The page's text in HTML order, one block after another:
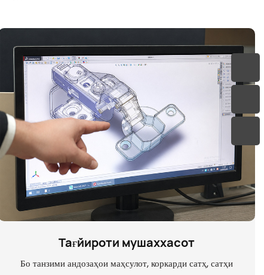
Тағйироти мушаххасот
Бо танзими андозаҳои маҳсулот, коркарди сатҳ, сатҳи